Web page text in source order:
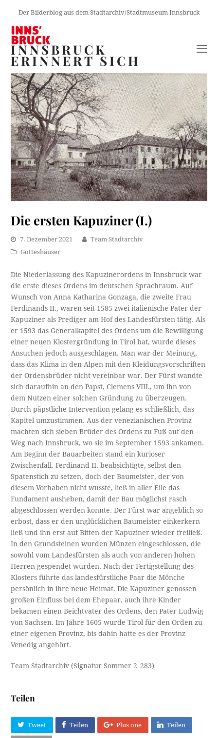
Der Bilderblog aus dem Stadtarchiv/Stadtmuseum Innsbruck
INNSBRUCK
ERINNERT SICH
Die ersten Kapuziner (I.)
7. Dezember 2021
Team Stadtarchiv
Gotteshäuser
Die Niederlassung des Kapuzinerordens in Innsbruck war
die erste dieses Ordens im deutschen Sprachraum. Auf
Wunsch von Anna Katharina Gonzaga, die zweite Frau
Ferdinands II., waren seit 1585 zwei italienische Pater der
Kapuziner als Prediger am Hof des Landesfürsten tätig. Als
er 1593 das Generalkapitel des Ordens um die Bewilligung
einer neuen Klostergründung in Tirol bat, wurde dieses
Ansuchen jedoch ausgeschlagen. Man war der Meinung,
dass das Klima in den Alpen mit den Kleidungsvorschriften
der Ordensbrüder nicht vereinbar war. Der Fürst wandte
sich daraufhin an den Papst, Clemens VIII., um ihn von
dem Nutzen einer solchen Gründung zu überzeugen.
Durch päpstliche Intervention gelang es schließlich, das
Kapitel umzustimmen. Aus der venezianischen Provinz
machten sich sieben Brüder des Ordens zu Fuß auf den
Weg nach Innsbruck, wo sie im September 1593 ankamen.
Am Beginn der Bauarbeiten stand ein kurioser
Zwischenfall. Ferdinand II. beabsichtigte, selbst den
Spatenstich zu setzen, doch der Baumeister, der von
diesem Vorhaben nicht wusste, ließ in aller Eile das
Fundament ausheben, damit der Bau möglichst rasch
abgeschlossen werden konnte. Der Fürst war angeblich so
erbost, dass er den unglücklichen Baumeister einkerkern
ließ und ihn erst auf Bitten der Kapuziner wieder freiließ.
In den Grundsteinen wurden Münzen eingeschlossen, die
sowohl vom Landesfürsten als auch von anderen hohen
Herren gespendet wurden. Nach der Fertigstellung des
Klosters führte das landesfürstliche Paar die Mönche
persönlich in ihre neue Heimat. Die Kapuziner genossen
großen Einfluss bei dem Ehepaar, auch ihre Kinder
bekamen einen Beichtvater des Ordens, den Pater Ludwig
von Sachsen. Im Jahre 1605 wurde Tirol für den Orden zu
einer eigenen Provinz, bis dahin hatte es der Provinz
Venedig angehört.
Team Stadtarchiv (Signatur Sommer 2_283)
Teilen
Tweet Teilen Plus one Teilen